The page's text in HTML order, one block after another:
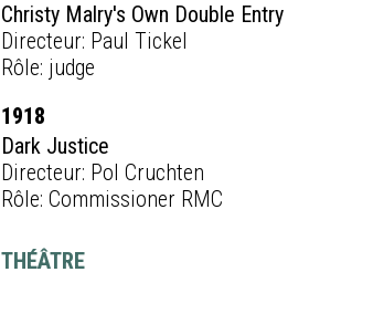
Christy Malry's Own Double Entry
Directeur: Paul Tickel
Rôle: judge
1918
Dark Justice
Directeur: Pol Cruchten
Rôle: Commissioner RMC
THÉÂTRE